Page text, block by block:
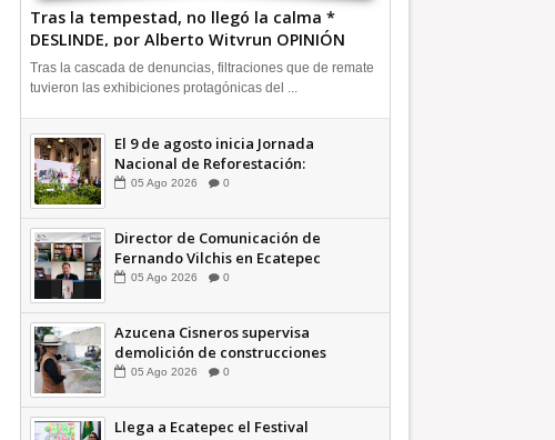
Tras la tempestad, no llegó la calma *
DESLINDE, por Alberto Witvrun OPINIÓN
Tras la cascada de denuncias, filtraciones que de remate
tuvieron las exhibiciones protagónicas del ...
El 9 de agosto inicia Jornada
Nacional de Reforestación:
presidenta Sheinbaum +Video
05 Ago 2026 0
Director de Comunicación de
Fernando Vilchis en Ecatepec
financió publicaciones en redes
Cisneros: TEEM | INFORMATIVA
05 Ago 2026 0
Azucena Cisneros supervisa
demolición de construcciones
ilegales en zona federal
05 Ago 2026 0
Llega a Ecatepec el Festival